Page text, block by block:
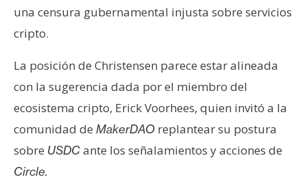
o
y
P
u
b
l
una censura gubernamental injusta sobre servicios
cripto.
La posición de Christensen parece estar alineada
con la sugerencia dada por el miembro del
ecosistema cripto, Erick Voorhees, quien invitó a la
comunidad de MakerDAO replantear su postura
sobre USDCante los señalamientos y acciones de
Circle.